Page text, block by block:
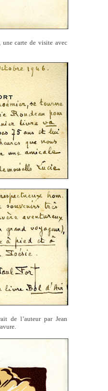
une carte de visite avec
de l’auteur par Jean